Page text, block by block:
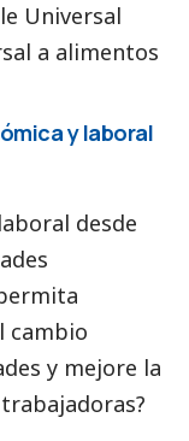
Universal
a alimentos
y laboral
desde
cambio
y mejore la